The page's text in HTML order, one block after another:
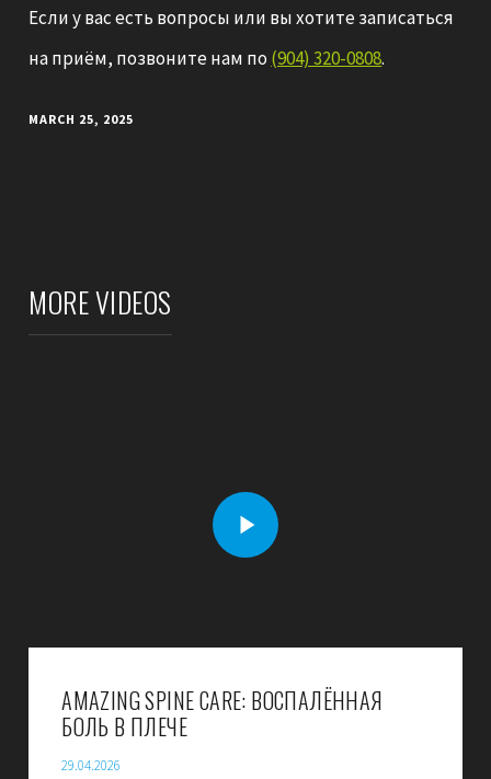
Если у вас есть вопросы или вы хотите записаться
на приём, позвоните нам по (904) 320-0808.
MARCH 25, 2025
MORE VIDEOS
AMAZING SPINE CARE: ВОСПАЛЁННАЯ
БОЛЬ В ПЛЕЧЕ
29.04.2026